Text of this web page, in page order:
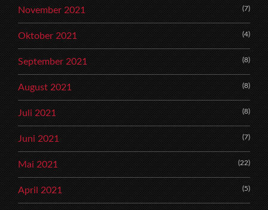
November 2021 (7)
Oktober 2021 (4)
September 2021 (8)
August 2021 (8)
Juli 2021 (8)
Juni 2021 (7)
Mai 2021 (22)
April 2021 (5)